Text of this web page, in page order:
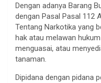
Dengan adanya Barang
dengan Pasal Pasal 112
Tentang Narkotika yang
hak atau melawan
menguasai, atau
tanaman.
Dipidana dengan pidana